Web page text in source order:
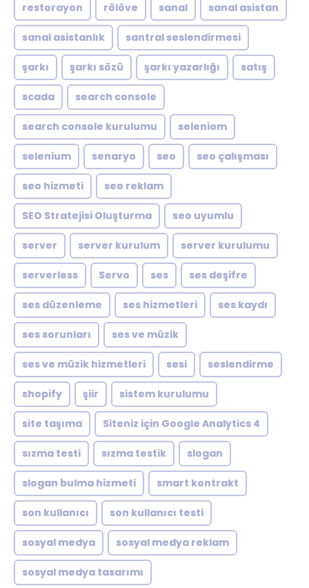
restorayon rölöve sanal sanal asistan
sanal asistanlık santral seslendirmesi
şarkı şarkı sözü şarkı yazarlığı satış
scada search console
search console kurulumu seleniom
selenium senaryo seo seo çalışması
seo hizmeti seo reklam
SEO Stratejisi Oluşturma seo uyumlu
server server kurulum server kurulumu
serverless Servo ses ses deşifre
ses düzenleme ses hizmetleri ses kaydı
ses sorunları ses ve müzik
ses ve müzik hizmetleri sesi seslendirme
shopify şiir sistem kurulumu
site taşıma Siteniz için Google Analytics 4
sızma testi sızma testik slogan
slogan bulma hizmeti smart kontrakt
son kullanıcı son kullanıcı testi
sosyal medya sosyal medya reklam
sosyal medya tasarımı